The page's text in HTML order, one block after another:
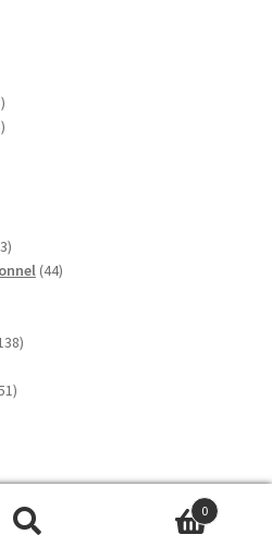
15
produits
135
23
produits
4444
138
51
0